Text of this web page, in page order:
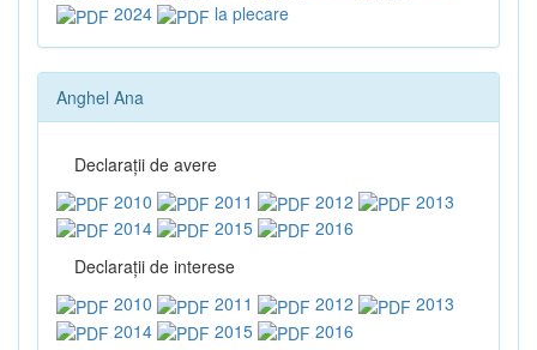
2024
la plecare
Anghel Ana
Declaraţii de avere
2010
2011 2012
2013
2014
2015
2016
Declaraţii de interese
2010
2011 2012
2013
2014
2015 2016